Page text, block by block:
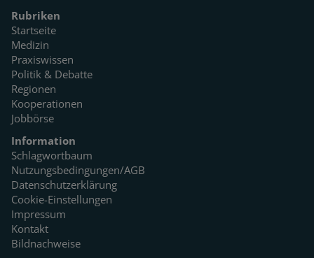
Rubriken
Startseite
Medizin
Praxiswissen
Politik & Debatte
Regionen
Kooperationen
Jobbörse
Information
Schlagwortbaum
Nutzungsbedingungen/AGB
Datenschutzerklärung
Cookie-Einstellungen
Impressum
Kontakt
Bildnachweise